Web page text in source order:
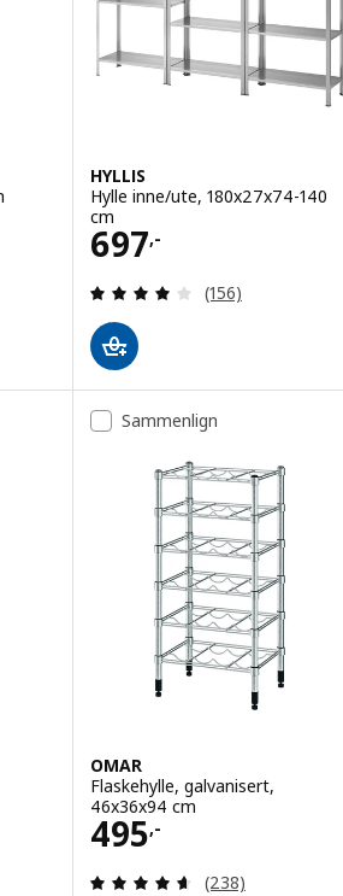
3 av 5 stjerner. Samlede
HYLLIS
Hylle inne/ute, 180x27x74-140
cm
697,-
Pris 697,-
Gjennomgang:
(156)
2.8 av 5 stjerner. Samlede
Sammenlign
OMAR
Flaskehylle, galvanisert,
46x36x94 cm
495,-
Pris 495,-
Gjennomgang:
(238)